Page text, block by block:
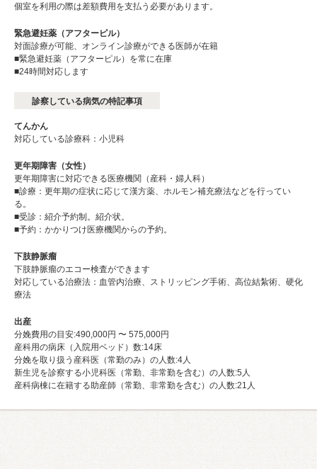
個室を利用の際は差額費用を支払う必要があります。
緊急避妊薬（アフターピル）
対面診療が可能、オンライン診療ができる医師が在籍
■緊急避妊薬（アフターピル）を常に在庫
■24時間対応します
診察している病気の特記事項
てんかん
対応している診療科：小児科
更年期障害（女性）
更年期障害に対応できる医療機関（産科・婦人科）
■診療：更年期の症状に応じて漢方薬、ホルモン補充療法などを行ってい
る。
■受診：紹介予約制。紹介状。
■予約：かかりつけ医療機関からの予約。
下肢静脈瘤
下肢静脈瘤のエコー検査ができます
対応している治療法：血管内治療、ストリッピング手術、高位結紮術、硬化
療法
出産
分娩費用の目安:490,000円 〜 575,000円
産科用の病床（入院用ベッド）数:14床
分娩を取り扱う産科医（常勤のみ）の人数:4⼈
新生児を診察する小児科医（常勤、非常勤を含む）の人数:5⼈
産科病棟に在籍する助産師（常勤、非常勤を含む）の人数:21⼈